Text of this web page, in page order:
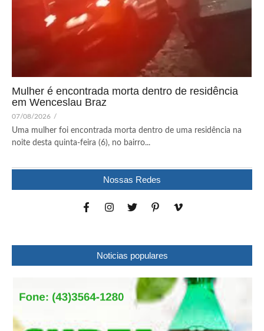
Mulher é encontrada morta dentro de residência
em Wenceslau Braz
07/08/2026 /
Uma mulher foi encontrada morta dentro de uma residência na
noite desta quinta-feira (6), no bairro...
Nossas Redes
Noticias populares